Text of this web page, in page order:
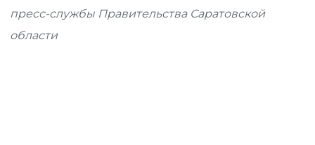
пресс-службы Правительства Саратовской
области